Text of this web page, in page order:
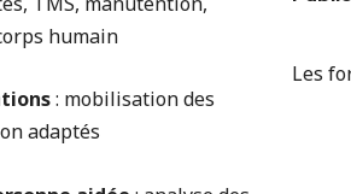
humain
: mobilisation des
adaptés
Les